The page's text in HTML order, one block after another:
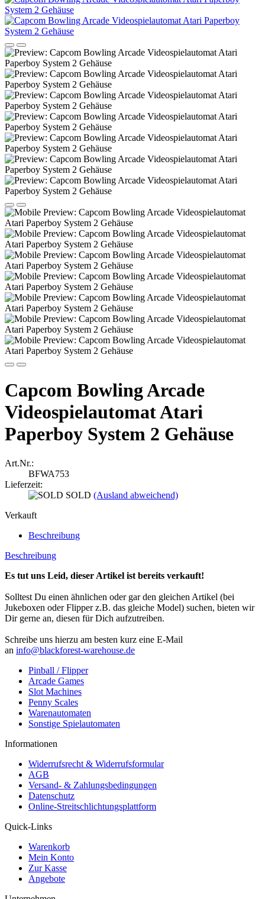
Capcom Bowling Arcade
Videospielautomat Atari
Paperboy System 2 Gehäuse
Art.Nr.:
BFWA753
Lieferzeit:
SOLD (Ausland abweichend)
Verkauft
Beschreibung
Beschreibung
Es tut uns Leid, dieser Artikel ist bereits verkauft!
Solltest Du einen ähnlichen oder gar den gleichen Artikel (bei
Jukeboxen oder Flipper z.B. das gleiche Model) suchen, bieten wir
Dir gerne an, diesen für Dich aufzutreiben.
​Schreibe uns hierzu am besten kurz eine E-Mail
an info@blackforest-warehouse.de
Pinball / Flipper
Arcade Games
Slot Machines
Penny Scales
Warenautomaten
Sonstige Spielautomaten
Informationen
Widerrufsrecht & Widerrufsformular
AGB
Versand- & Zahlungsbedingungen
Datenschutz
Online-Streitschlichtungsplattform
Quick-Links
Warenkorb
Mein Konto
Zur Kasse
Angebote